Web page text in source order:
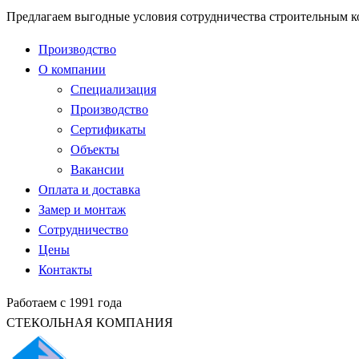
Предлагаем выгодные условия сотрудничества строительным
Производство
О компании
Специализация
Производство
Сертификаты
Объекты
Вакансии
Оплата и доставка
Замер и монтаж
Сотрудничество
Цены
Контакты
Работаем с 1991 года
СТЕКОЛЬНАЯ КОМПАНИЯ